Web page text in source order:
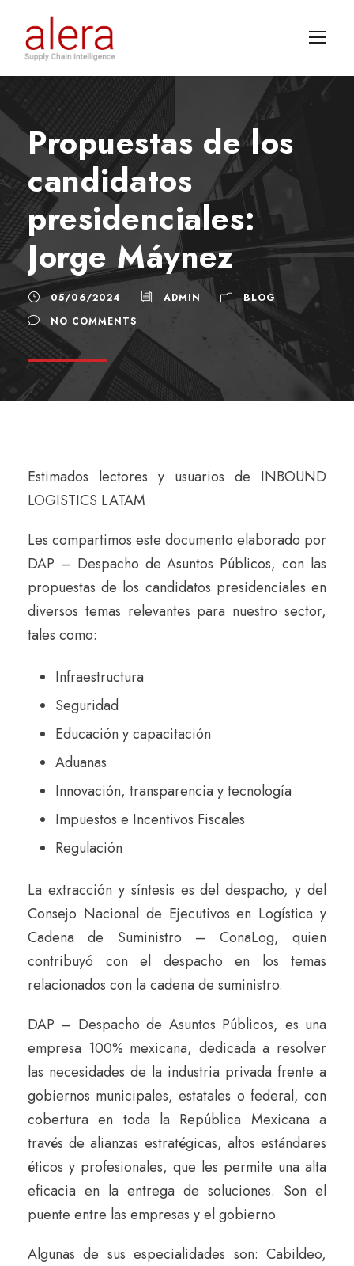
Propuestas de los
candidatos
presidenciales:
Jorge Máynez
05/06/2024 ADMIN
BLOG
NO COMMENTS
Estimados lectores y usuarios de INBOUND
LOGISTICS LATAM
Les compartimos este documento elaborado por
DAP – Despacho de Asuntos Públicos, con las
propuestas de los candidatos presidenciales en
diversos temas relevantes para nuestro sector,
tales como:
Infraestructura
Seguridad
Educación y capacitación
Aduanas
Innovación, transparencia y tecnología
Impuestos e Incentivos Fiscales
Regulación
La extracción y síntesis es del despacho, y del
Consejo Nacional de Ejecutivos en Logística y
Cadena de Suministro – ConaLog, quien
contribuyó con el despacho en los temas
relacionados con la cadena de suministro.
DAP – Despacho de Asuntos Públicos, es una
empresa 100% mexicana, dedicada a resolver
las necesidades de la industria privada frente a
gobiernos municipales, estatales o federal, con
cobertura en toda la República Mexicana a
través de alianzas estratégicas, altos estándares
éticos y profesionales, que les permite una alta
eficacia en la entrega de soluciones. Son el
puente entre las empresas y el gobierno.
Algunas de sus especialidades son: Cabildeo,